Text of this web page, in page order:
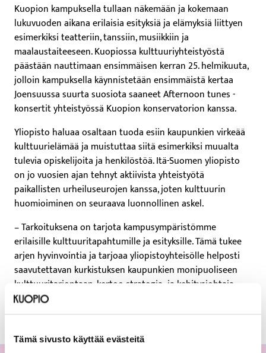
Tämä sivusto käyttää evästeitä
Kuopion kampuksella tullaan näkemään ja kokemaan
lukuvuoden aikana erilaisia esityksiä ja elämyksiä liittyen
esimerkiksi teatteriin, tanssiin, musiikkiin ja
maalaustaiteeseen. Kuopiossa kulttuuriyhteistyöstä
päästään nauttimaan ensimmäisen kerran 25. helmikuuta,
jolloin kampuksella käynnistetään ensimmäistä kertaa
Joensuussa suurta suosiota saaneet Afternoon tunes -
konsertit yhteistyössä Kuopion konservatorion kanssa.
Yliopisto haluaa osaltaan tuoda esiin kaupunkien virkeää
kulttuurielämää ja muistuttaa siitä esimerkiksi muualta
tulevia opiskelijoita ja henkilöstöä. Itä-Suomen yliopisto
on jo vuosien ajan tehnyt aktiivista yhteistyötä
paikallisten urheiluseurojen kanssa, joten kulttuurin
huomioiminen on seuraava luonnollinen askel.
– Tarkoituksena on tarjota kampusympäristömme
erilaisille kulttuuritapahtumille ja esityksille. Tämä tukee
arjen hyvinvointia ja tarjoaa yliopistoyhteisölle helposti
saavutettavan kurkistuksen kaupunkien monipuoliseen
kulttuuritarjontaan, kertoo strategia- ja kehitysjohtaja
Soili Makkonen